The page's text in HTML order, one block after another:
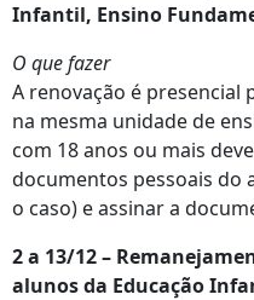
Infantil, Ensino
O que fazer
A renovação é presencial
na mesma unidade de
com 18 anos ou mais
documentos pessoais do
o caso) e assinar a
2 a 13/12 –
alunos da Educação